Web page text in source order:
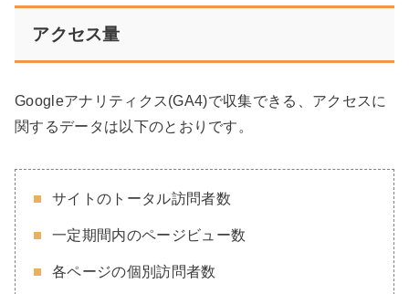
アクセス量
Googleアナリティクス(GA4)で収集できる、アクセスに
関するデータは以下のとおりです。
サイトのトータル訪問者数
一定期間内のページビュー数
各ページの個別訪問者数